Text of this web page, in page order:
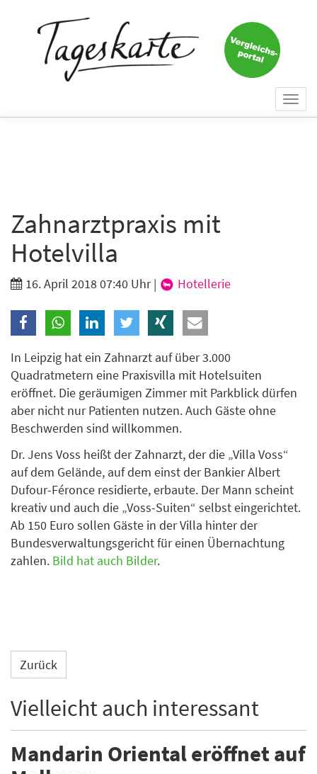
Zahnarztpraxis mit
Hotelvilla
16. April 2018 07:40 Uhr| Hotellerie
In Leipzig hat ein Zahnarzt auf über 3.000
Quadratmetern eine Praxisvilla mit Hotelsuiten
eröffnet. Die geräumigen Zimmer mit Parkblick dürfen
aber nicht nur Patienten nutzen. Auch Gäste ohne
Beschwerden sind willkommen.
Dr. Jens Voss heißt der Zahnarzt, der die „Villa Voss“
auf dem Gelände, auf dem einst der Bankier Albert
Dufour-Féronce residierte, erbaute. Der Mann scheint
kreativ und auch die „Voss-Suiten“ selbst eingerichtet.
Ab 150 Euro sollen Gäste in der Villa hinter der
Bundesverwaltungsgericht für einen Übernachtung
zahlen. Bild hat auch Bilder.
Zurück
Vielleicht auch interessant
Mandarin Oriental eröffnet auf
Keine Nachricht mehr
verpassen!
E-Mail*
Branche
Ich möchte folgende Newsletter erhalten
Tageskarte-Newsletter (gegen 8.30 Uhr)
genommen.
Anmelden Danke, heute nicht